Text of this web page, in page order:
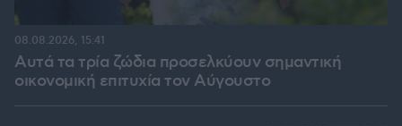
Αυτά τα τρία ζώδια προσελκύουν σημαντική
οικονομική επιτυχία τον Αύγουστο
08.08.2026, 15:41